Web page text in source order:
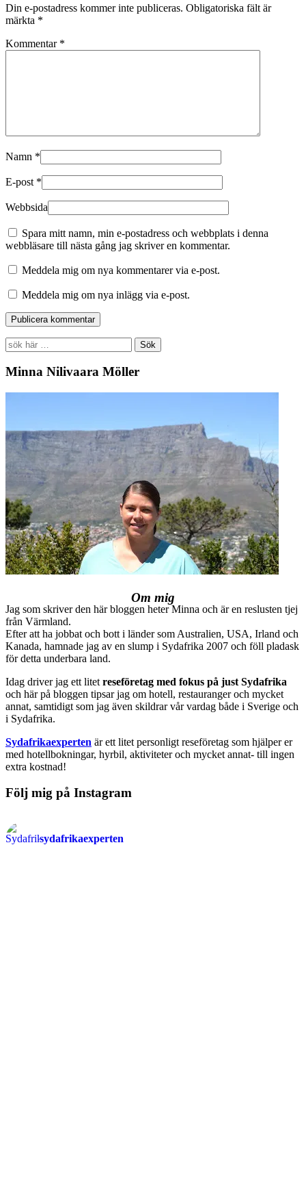
Din e-postadress kommer inte publiceras. Obligatoriska fält är
märkta *
Kommentar *
Namn *
E-post *
Webbsida
Spara mitt namn, min e-postadress och webbplats i denna
webbläsare till nästa gång jag skriver en kommentar.
Meddela mig om nya kommentarer via e-post.
Meddela mig om nya inlägg via e-post.
Search
for:
Minna Nilivaara Möller
Om mig
Jag som skriver den här bloggen heter Minna och är en reslusten tjej
från Värmland.
Efter att ha jobbat och bott i länder som Australien, USA, Irland och
Kanada, hamnade jag av en slump i Sydafrika 2007 och föll pladask
för detta underbara land.
Idag driver jag ett litet reseföretag med fokus på just Sydafrika
och här på bloggen tipsar jag om hotell, restauranger och mycket
annat, samtidigt som jag även skildrar vår vardag både i Sverige och
i Sydafrika.
Sydafrikaexperten är ett litet personligt reseföretag som hjälper er
med hotellbokningar, hyrbil, aktiviteter och mycket annat- till ingen
extra kostnad!
Följ mig på Instagram
sydafrikaexperten